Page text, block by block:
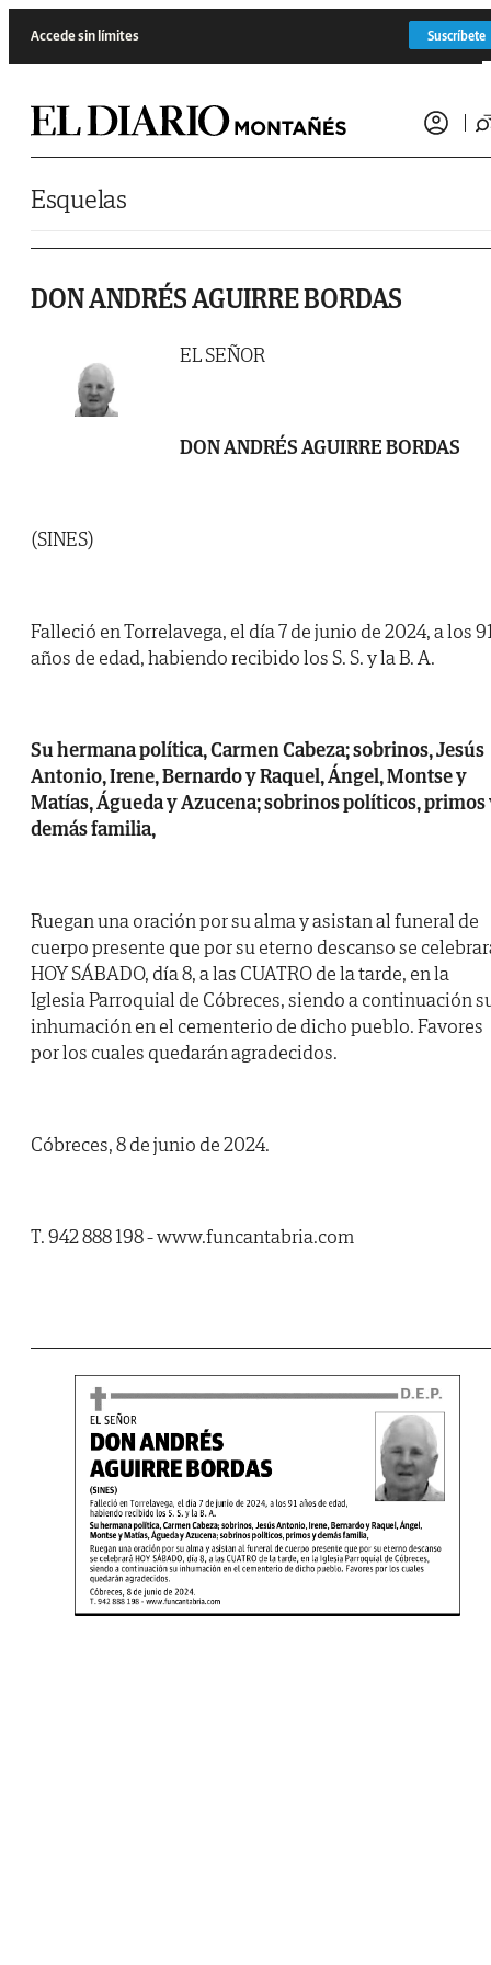
Accede sin límites Suscríbete
Esquelas
DON ANDRÉS AGUIRRE BORDAS
EL SEÑOR
DON ANDRÉS AGUIRRE BORDAS
(SINES)
Falleció en Torrelavega, el día 7 de junio de 2024, a los
años de edad, habiendo recibido los S. S. y la B. A.
Su hermana política, Carmen Cabeza; sobrinos, Jesús
Antonio, Irene, Bernardo y Raquel, Ángel, Montse y
Matías, Águeda y Azucena; sobrinos políticos, primos
demás familia,
Ruegan una oración por su alma y asistan al funeral de
cuerpo presente que por su eterno descanso se
HOY SÁBADO, día 8, a las CUATRO de la tarde, en la
Iglesia Parroquial de Cóbreces, siendo a continuación
inhumación en el cementerio de dicho pueblo. Favores
por los cuales quedarán agradecidos.
Cóbreces, 8 de junio de 2024.
T. 942 888 198 - www.funcantabria.com